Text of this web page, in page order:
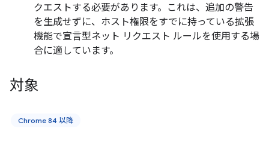
クエストする必要があります。これは、追加の警告
を生成せずに、ホスト権限をすでに持っている拡張
機能で宣言型ネット リクエスト ルールを使用する場
合に適しています。
対象
Chrome 84 以降